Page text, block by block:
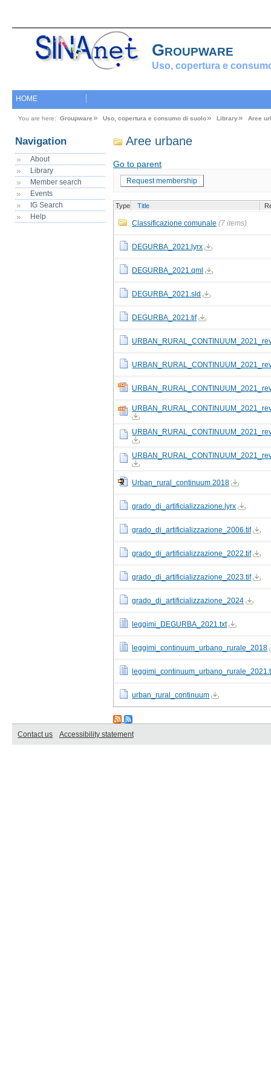
Groupware
Uso, copertura e
HOME
You are here: Groupware Uso, copertura e consumo di suolo Library Aree
Navigation
About
Library
Member search
Events
IG Search
Help
Aree urbane
Go to parent
Request membership
Type Title
Classificazione comunale (7 items)
DEGURBA_2021.lyrx
DEGURBA_2021.qml
DEGURBA_2021.sld
DEGURBA_2021.tif
Urban_rural_continuum 2018
grado_di_artificializzazione.lyrx
grado_di_artificializzazione_2006.tif
grado_di_artificializzazione_2022.tif
grado_di_artificializzazione_2023.tif
grado_di_artificializzazione_2024
leggimi_DEGURBA_2021.txt
leggimi_continuum_urbano_rurale_2018
urban_rural_continuum
Contact us Accessibility statement